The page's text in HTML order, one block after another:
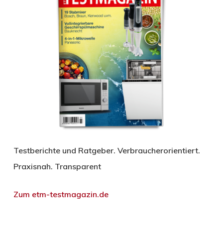
Testberichte und Ratgeber. Verbraucherorientiert.
Praxisnah. Transparent
Zum etm-testmagazin.de